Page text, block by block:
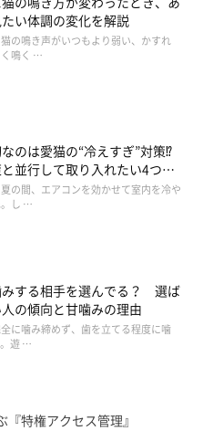
げるニット
い体調の変化を解説
の鳴き声がいつもより弱い、かすれ
鳴く …
のは愛猫の“冷えすぎ”対策⁉
並行して取り入れたい4つの
の間、エアコンを効かせて室内を冷や
。し …
する相手を選んでる？ 選ば
の傾向と甘噛みの理由
に噛み締めず、歯を立てる程度に噛
遊 …
『特権アクセス管理』